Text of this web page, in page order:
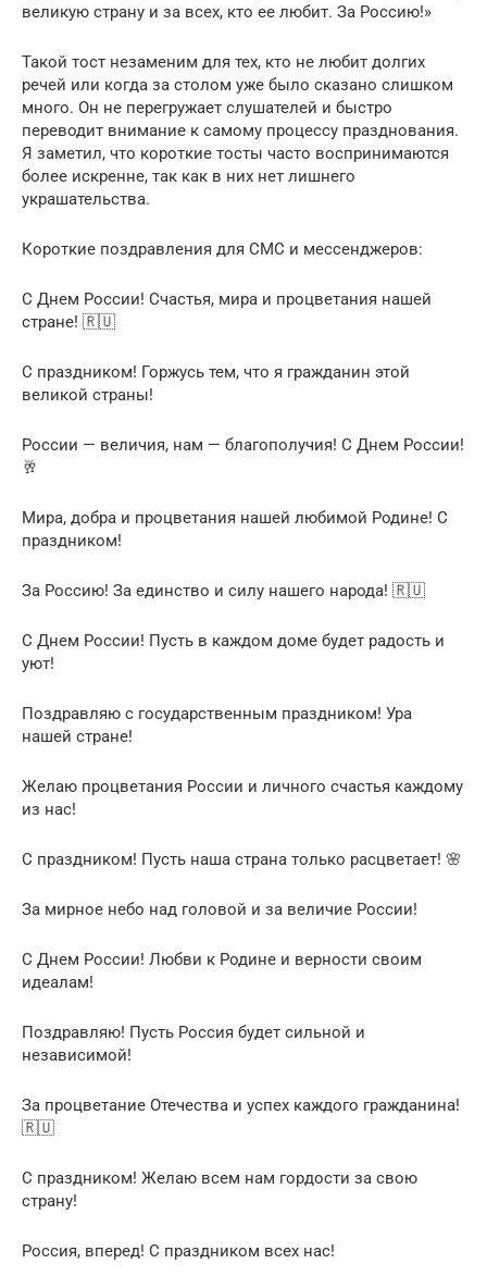
великую страну и за всех, кто ее любит. За Россию!»
Такой тост незаменим для тех, кто не любит долгих
речей или когда за столом уже было сказано слишком
много. Он не перегружает слушателей и быстро
переводит внимание к самому процессу празднования.
Я заметил, что короткие тосты часто воспринимаются
более искренне, так как в них нет лишнего
украшательства.
Короткие поздравления для СМС и мессенджеров:
С Днем России! Счастья, мира и процветания нашей
стране! 🇷🇺
С праздником! Горжусь тем, что я гражданин этой
великой страны!
России — величия, нам — благополучия! С Днем России!
🥂
Мира, добра и процветания нашей любимой Родине! С
праздником!
За Россию! За единство и силу нашего народа! 🇷🇺
С Днем России! Пусть в каждом доме будет радость и
уют!
Поздравляю с государственным праздником! Ура
нашей стране!
Желаю процветания России и личного счастья каждому
из нас!
С праздником! Пусть наша страна только расцветает! 🌸
За мирное небо над головой и за величие России!
С Днем России! Любви к Родине и верности своим
идеалам!
Поздравляю! Пусть Россия будет сильной и
независимой!
За процветание Отечества и успех каждого гражданина!
🇷🇺
С праздником! Желаю всем нам гордости за свою
страну!
Россия, вперед! С праздником всех нас!